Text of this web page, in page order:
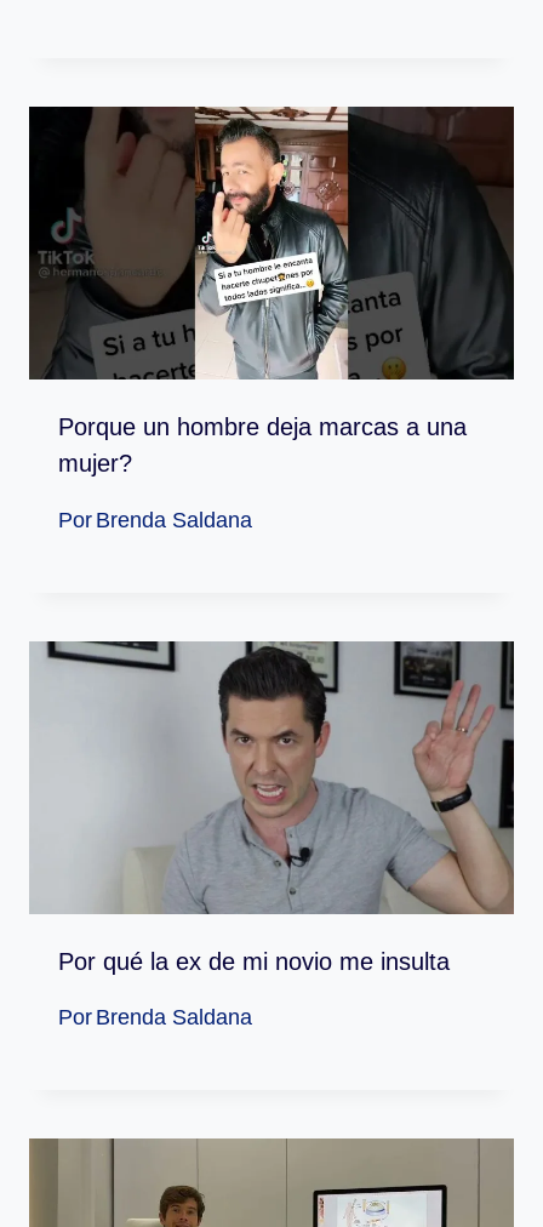
Porque un hombre deja marcas a una
mujer?
Por Brenda Saldana
Por qué la ex de mi novio me insulta
Por Brenda Saldana